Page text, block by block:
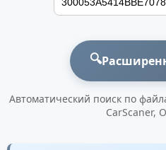
🔍
Автоматический поиск по
CarScaner,